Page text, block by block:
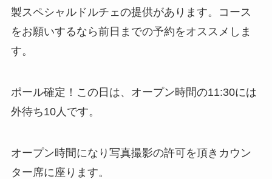
製スペシャルドルチェの提供があります。コース
をお願いするなら前日までの予約をオススメしま
す。
ポール確定！この日は、オープン時間の11:30には
外待ち10人です。
オープン時間になり写真撮影の許可を頂きカウン
ター席に座ります。